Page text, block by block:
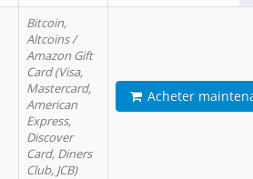
Bitcoin,
Altcoins /
Amazon Gift
Card (Visa,
Mastercard,
American
Express,
Discover
Card, Diners
Club, JCB)
Acheter